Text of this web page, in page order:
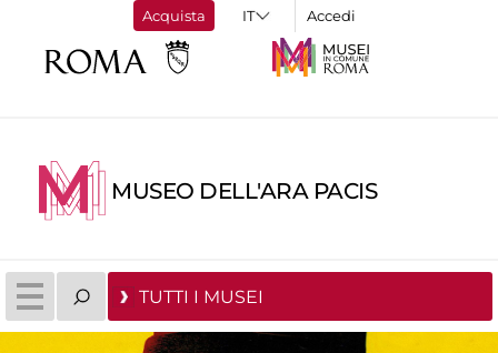
Acquista Accedi
MUSEO DELL'ARA PACIS
TUTTI I MUSEI